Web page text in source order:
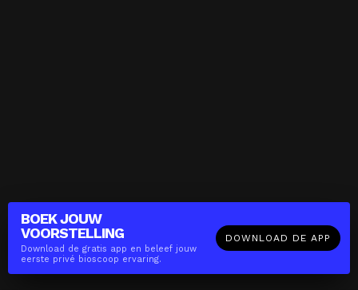
BOEK JOUW
VOORSTELLING
Download de gratis app en beleef jouw
eerste privé bioscoop ervaring.
DOWNLOAD DE APP